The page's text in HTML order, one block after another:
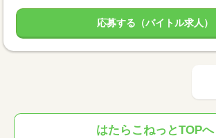
応募する（バイトル求人）
はたらこねっとTOPへ